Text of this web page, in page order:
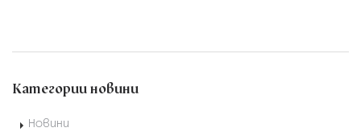
Категории новини
Новини